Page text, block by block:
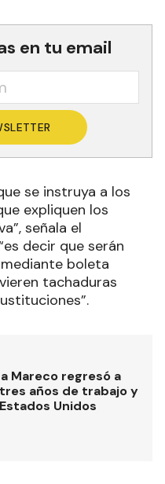
en tu email
se instruya a los
expliquen los
señala el
decir que serán
boleta
tachaduras
Mareco regresó a
años de trabajo y
Unidos